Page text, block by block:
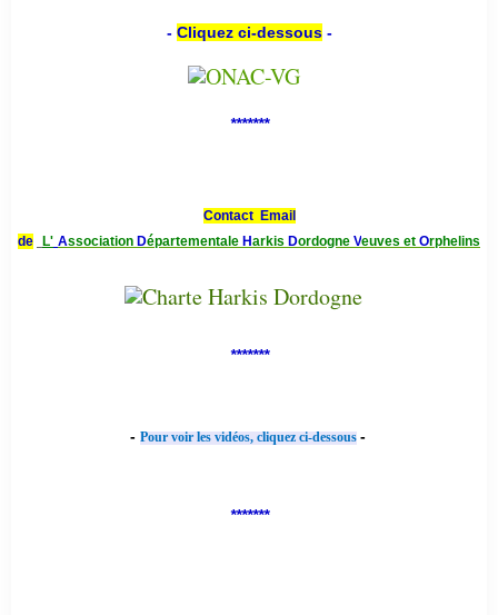
- Cliquez ci-dessous-
*******
Contact Email
de
L' Association Départementale Harkis Dordogne Veuves et Orphelins
*******
- Pour voir les vidéos, cliquez ci-dessous -
*******